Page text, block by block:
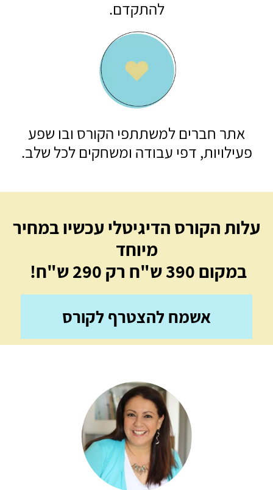
להתקדם.
אתר חברים למשתתפי הקורס ובו שפע
פעילויות, דפי עבודה ומשחקים לכל שלב.
עלות הקורס הדיגיטלי עכשיו במחיר
מיוחד
במקום 390 ש"ח
רק 290 ש"ח!
אשמח להצטרף לקורס